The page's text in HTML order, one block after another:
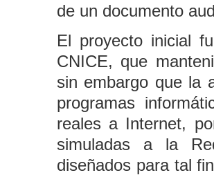
de un documento
El proyecto inicial
CNICE, que
sin embargo que la
programas
reales a Internet,
simuladas a la
diseñados para tal